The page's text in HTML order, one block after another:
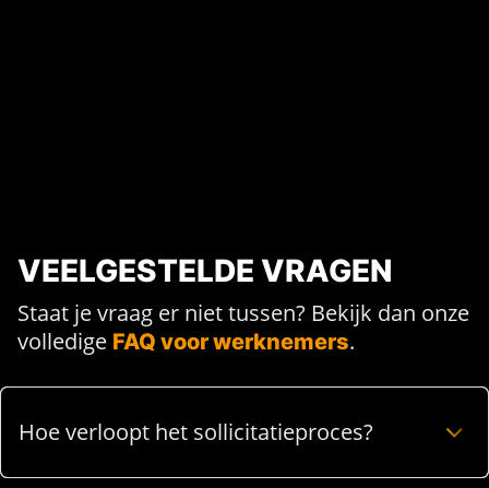
VEELGESTELDE VRAGEN
Staat je vraag er niet tussen? Bekijk dan onze
volledige FAQ voor werknemers.
Hoe verloopt het sollicitatieproces?